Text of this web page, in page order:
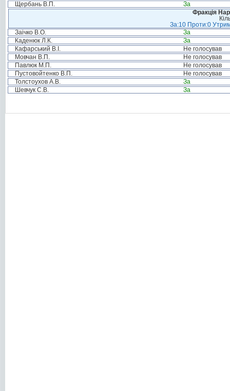
Щербань В.П.
За
Фракція
За:10 Проти:0
Заічко В.О.
За
Каденюк Л.К.
За
Кафарський В.І.
Не голосував
Мовчан В.П.
Не голосував
Павлюк М.П.
Не голосував
Пустовойтенко В.П.
Не голосував
Толстоухов А.В.
За
Шевчук С.В.
За